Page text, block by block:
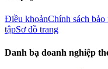
Điều khoảnChính sách bảo
tậpSơ đồ trang
Danh bạ doanh nghiệp